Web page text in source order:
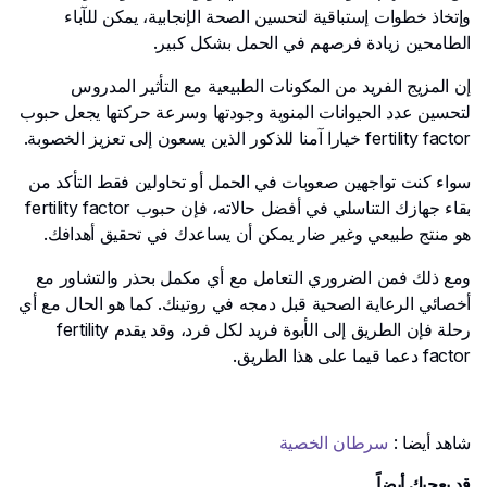
وإتخاذ خطوات إستباقية لتحسين الصحة الإنجابية، يمكن للآباء
الطامحين زيادة فرصهم في الحمل بشكل كبير.
إن المزيج الفريد من المكونات الطبيعية مع التأثير المدروس
لتحسين عدد الحيوانات المنوية وجودتها وسرعة حركتها يجعل حبوب
fertility factor خيارا آمنا للذكور الذين يسعون إلى تعزيز الخصوبة.
سواء كنت تواجهين صعوبات في الحمل أو تحاولين فقط التأكد من
بقاء جهازك التناسلي في أفضل حالاته، فإن حبوب fertility factor
هو منتج طبيعي وغير ضار يمكن أن يساعدك في تحقيق أهدافك.
ومع ذلك فمن الضروري التعامل مع أي مكمل بحذر والتشاور مع
أخصائي الرعاية الصحية قبل دمجه في روتينك. كما هو الحال مع أي
رحلة فإن الطريق إلى الأبوة فريد لكل فرد، وقد يقدم fertility
factor دعما قيما على هذا الطريق.
شاهد أيضا : سرطان الخصية